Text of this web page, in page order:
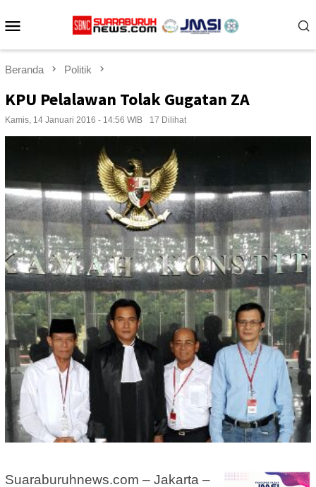
ke
Beranda Politik
KPU Pelalawan Tolak Gugatan ZA
Kamis, 14 Januari 2016 - 14:56 WIB 17 Dilihat
Suaraburuhnews.com – Jakarta –